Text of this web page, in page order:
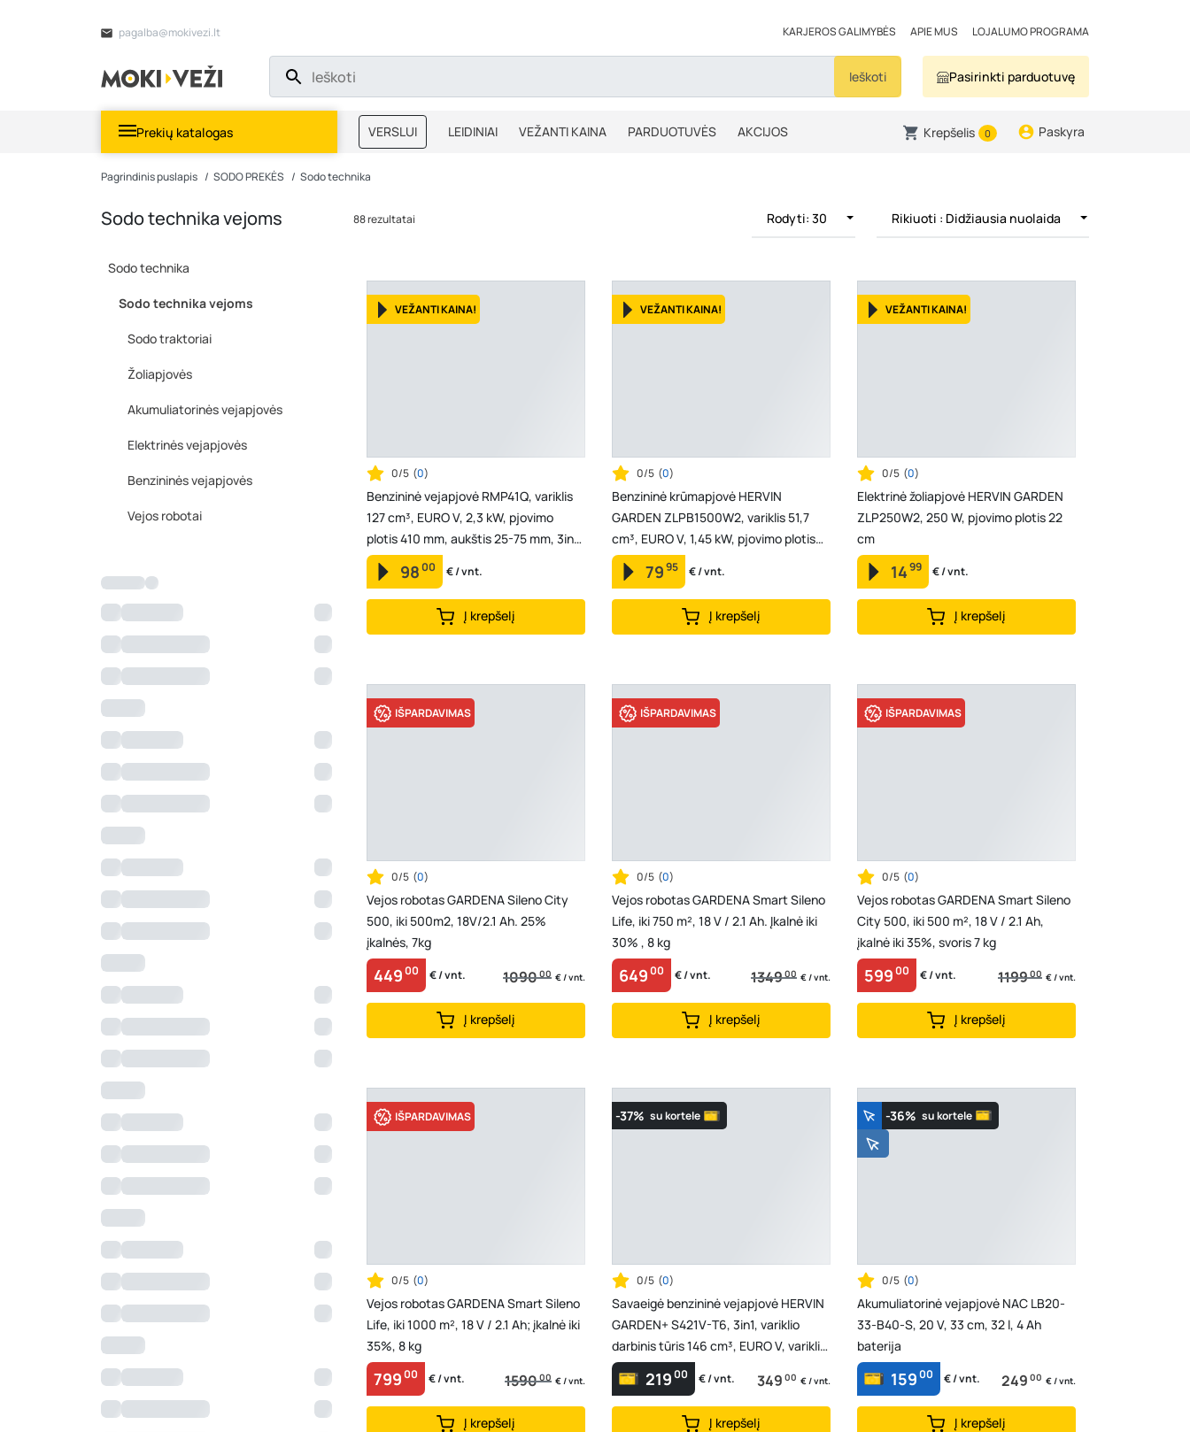
pagalba@mokivezi.lt KARJEROS GALIMYBĖS APIE MUS LOJALUMO PROGRAMA
Ieškoti Pasirinkti parduotuvę
Prekių katalogas VERSLUI LEIDINIAI VEŽANTI KAINA PARDUOTUVĖS AKCIJOS
MOKIBLOGAS
Krepšelis 0 Paskyra
Pagrindinis puslapis SODO PREKĖS Sodo technika
Sodo technika vejoms
Sodo technika
Sodo technika vejoms
Sodo traktoriai
Žoliapjovės
Akumuliatorinės vejapjovės
Elektrinės vejapjovės
Benzininės vejapjovės
Vejos robotai
88 rezultatai Rodyti: 30 Rikiuoti : Didžiausia nuolaida
VEŽANTI KAINA!
0/5 (0)
Benzininė vejapjovė RMP41Q, variklis
127 cm³, EURO V, 2,3 kW, pjovimo
plotis 410 mm, aukštis 25-75 mm, 3in1,
rinktuvo t...
9800 € / vnt.
Į krepšelį
VEŽANTI KAINA!
0/5 (0)
Benzininė krūmapjovė HERVIN
GARDEN ZLPB1500W2, variklis 51,7
cm³, EURO V, 1,45 kW, pjovimo plotis
44 cm, svoris 8,5 kg
7995 € / vnt.
Į krepšelį
VEŽANTI KAINA!
0/5 (0)
Elektrinė žoliapjovė HERVIN GARDEN
ZLP250W2, 250 W, pjovimo plotis 22
cm
1499 € / vnt.
Į krepšelį
IŠPARDAVIMAS
0/5 (0)
Vejos robotas GARDENA Sileno City
500, iki 500m2, 18V/2.1 Ah. 25%
įkalnės, 7kg
44900 € / vnt. 109000 € / vnt.
Į krepšelį
IŠPARDAVIMAS
0/5 (0)
Vejos robotas GARDENA Smart Sileno
Life, iki 750 m², 18 V / 2.1 Ah. Įkalnė iki
30% , 8 kg
64900 € / vnt. 134900 € / vnt.
Į krepšelį
IŠPARDAVIMAS
0/5 (0)
Vejos robotas GARDENA Smart Sileno
City 500, iki 500 m², 18 V / 2.1 Ah,
įkalnė iki 35%, svoris 7 kg
59900 € / vnt. 119900 € / vnt.
Į krepšelį
IŠPARDAVIMAS
0/5 (0)
Vejos robotas GARDENA Smart Sileno
Life, iki 1000 m², 18 V / 2.1 Ah; įkalnė iki
35%, 8 kg
79900 € / vnt. 159000 € / vnt.
Į krepšelį
-37% su kortele
0/5 (0)
Savaeigė benzininė vejapjovė HERVIN
GARDEN+ S421V-T6, 3in1, variklio
darbinis tūris 146 cm³, EURO V, variklio
galia 2,6 ...
21900 € / vnt. 349 00 € / vnt.
Į krepšelį
-36% su kortele
0/5 (0)
Akumuliatorinė vejapjovė NAC LB20-
33-B40-S, 20 V, 33 cm, 32 l, 4 Ah
baterija
15900 € / vnt. 249 00 € / vnt.
Į krepšelį